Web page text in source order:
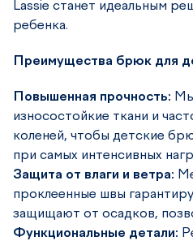
Lassie станет идеальным
ребенка.
Преимущества брюк для
Повышенная прочность: Мы
износостойкие ткани и
коленей, чтобы детские
при самых интенсивных
Защита от влаги и ветра:
проклеенные швы
защищают от осадков,
Функциональные детали: